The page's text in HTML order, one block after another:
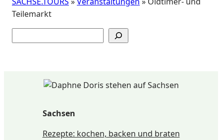
Teilemarkt
Sachsen
Rezepte: kochen, backen und braten